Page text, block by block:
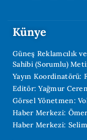
Künye
Güneş Reklamcılık
Sahibi (Sorumlu)
Yayın Koordinatörü:
Editör: Yağmur
Görsel Yönetmen:
Haber Merkezi:
Haber Merkezi: